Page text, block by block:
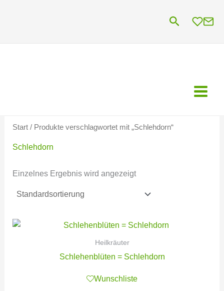
Suchen
Start/ Produkte verschlagwortet mit „Schlehdorn“
Schlehdorn
Einzelnes Ergebnis wird angezeigt
Heilkräuter
Schlehenblüten = Schlehdorn
Wunschliste